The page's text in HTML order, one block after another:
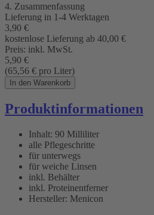
4. Zusammenfassung
Lieferung in 1-4 Werktagen
3,90 €
kostenlose Lieferung ab 40,00 €
Preis: inkl. MwSt.
5,90 €
(65,56 € pro Liter)
In den Warenkorb
Produktinformationen
Inhalt: 90 Milliliter
alle Pflegeschritte
für unterwegs
für weiche Linsen
inkl. Behälter
inkl. Proteinentferner
Hersteller: Menicon